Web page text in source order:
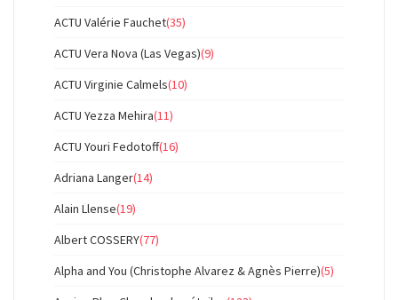
ACTU Valérie Fauchet(35)
ACTU Vera Nova (Las Vegas)(9)
ACTU Virginie Calmels(10)
ACTU Yezza Mehira(11)
ACTU Youri Fedotoff(16)
Adriana Langer(14)
Alain Llense(19)
Albert COSSERY(77)
Alpha and You (Christophe Alvarez & Agnès Pierre)(5)